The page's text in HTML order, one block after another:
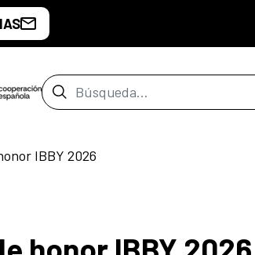
Barra de búsqueda
IBBY 2026